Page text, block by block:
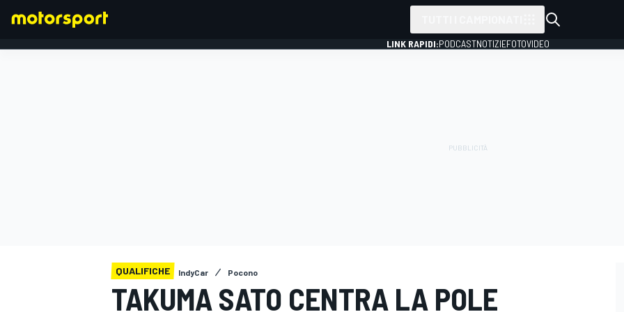
LINK RAPIDI:PODCASTNOTIZIEFOTOVIDEO
QUALIFICHE IndyCar Pocono
TAKUMA SATO CENTRA LA POLE